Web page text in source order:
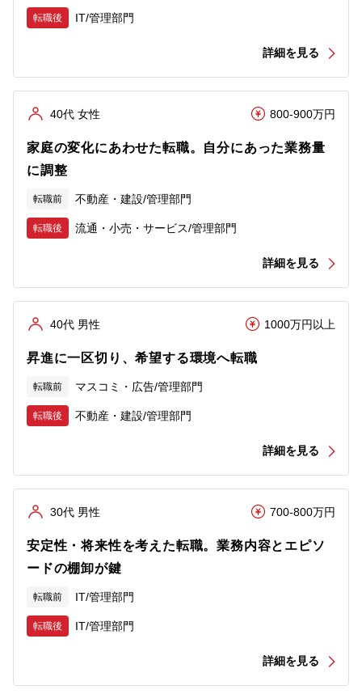
転職後 IT/管理部門
詳細を見る
40代 女性 800-900万円
家庭の変化にあわせた転職。自分にあった業務量
に調整
転職前 不動産・建設/管理部門
転職後 流通・小売・サービス/管理部門
詳細を見る
40代 男性 1000万円以上
昇進に一区切り、希望する環境へ転職
転職前 マスコミ・広告/管理部門
転職後 不動産・建設/管理部門
詳細を見る
30代 男性 700-800万円
安定性・将来性を考えた転職。業務内容とエピソ
ードの棚卸が鍵
転職前 IT/管理部門
転職後 IT/管理部門
詳細を見る